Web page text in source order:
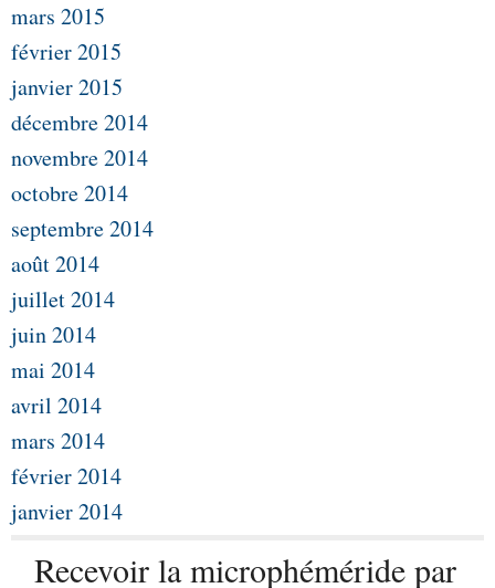
mars 2015
février 2015
janvier 2015
décembre 2014
novembre 2014
octobre 2014
septembre 2014
août 2014
juillet 2014
juin 2014
mai 2014
avril 2014
mars 2014
février 2014
janvier 2014
Recevoir la microphéméride par